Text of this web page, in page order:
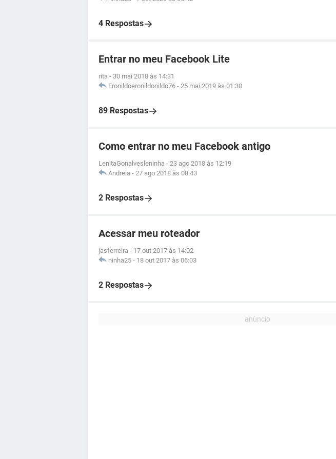
4 Respostas
Entrar no meu Facebook Lite
rita - 30 mai 2018 às 14:31
Eronildoeronildonildo76 - 25 mai 2019 às 01:30
89 Respostas
Como entrar no meu Facebook antigo
LenitaGonalvesleninha - 23 ago 2018 às 12:19
Andreia - 27 ago 2018 às 08:43
2 Respostas
Acessar meu roteador
jasferreira - 17 out 2017 às 14:02
ninha25 - 18 out 2017 às 06:03
2 Respostas